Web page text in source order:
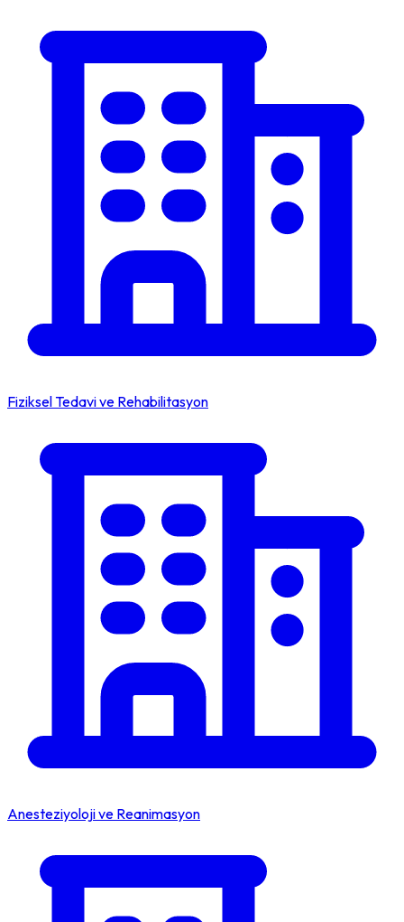
Fiziksel Tedavi ve Rehabilitasyon
Anesteziyoloji ve Reanimasyon